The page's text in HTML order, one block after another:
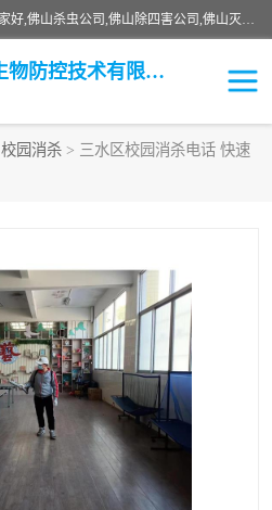
佛山白蚁防治公司,佛山白蚁防治哪家好,佛山杀虫公司,佛山除四害公司,佛山灭白蚁公司,佛山白蚁防治佛山儒创有害生物防治有限公司是一家佛山杀虫公司、佛山除四害公司、佛山灭白蚁公司、佛山白蚁防治公司，让您远离虫害困扰。要问佛山白蚁防治哪家好？佛山儒创有害生物防治有限公司全佛山、广州，正规公司，上门勘查，可靠，售后有保障。
佛山儒创有害生物防控技术有限公司
校园消杀 > 三水区校园消杀电话 快速
食堂消杀
园区消杀